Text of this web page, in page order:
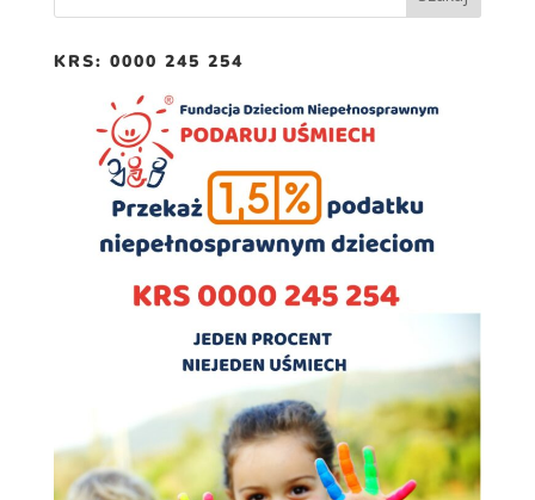
KRS: 0000 245 254